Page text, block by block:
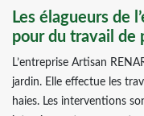
Les élagueurs de
pour du travail de
L’entreprise Artisan
jardin. Elle effectue les
haies. Les interventions